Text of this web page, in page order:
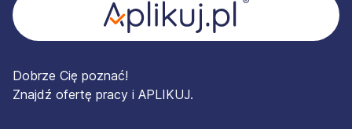
Dobrze Cię poznać!
Znajdź ofertę pracy i APLIKUJ.